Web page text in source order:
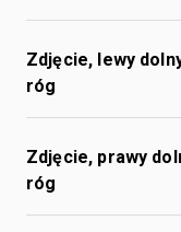
Zdjęcie, lewy
róg
Zdjęcie, prawy
róg